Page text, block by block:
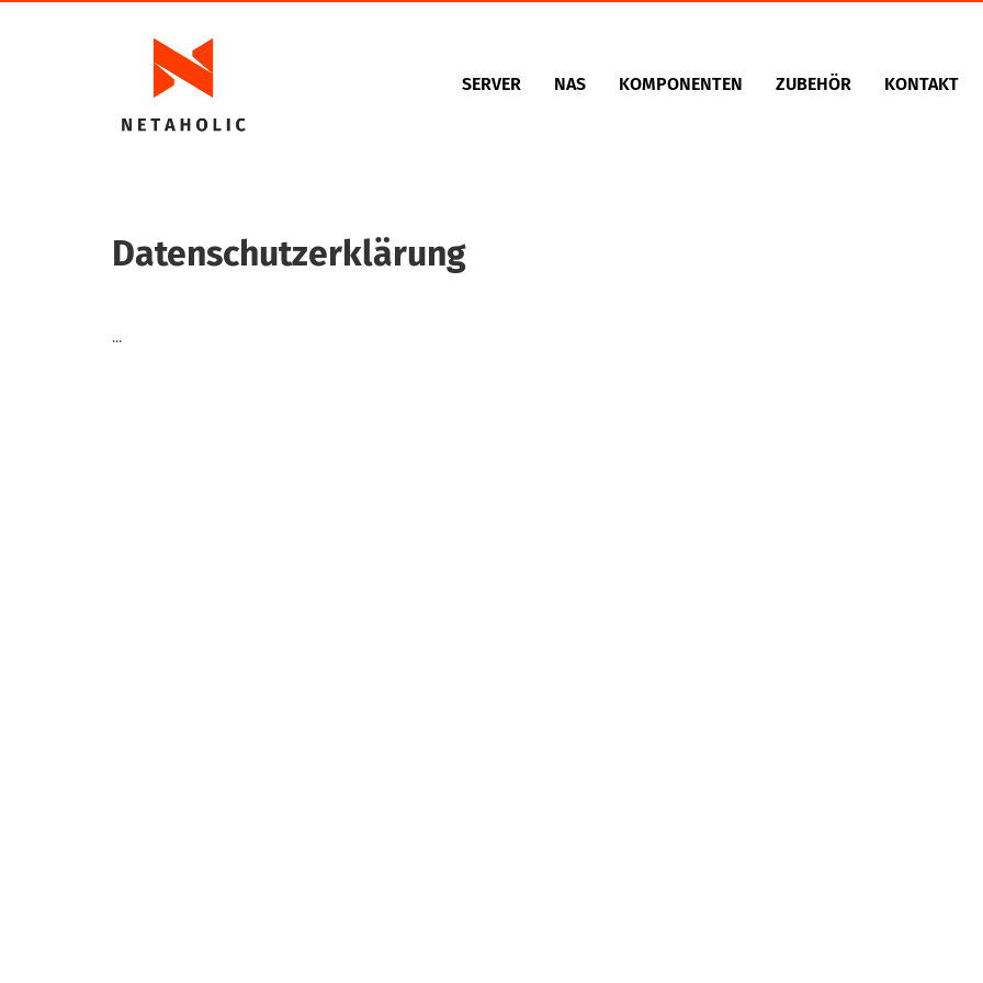
SERVER NAS KOMPONENTEN ZUBEHÖR KONTAKT
Datenschutzerklärung
...